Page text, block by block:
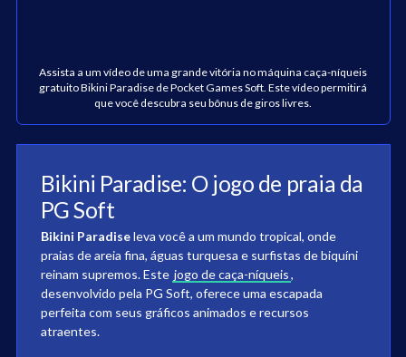
Assista a um vídeo de uma grande vitória no máquina caça-níqueis
gratuito Bikini Paradise de Pocket Games Soft. Este vídeo permitirá
que você descubra seu bônus de giros livres.
Bikini Paradise: O jogo de praia da
PG Soft
Bikini Paradiseleva você a um mundo tropical, onde
praias de areia fina, águas turquesa e surfistas de biquíni
reinam supremos. Este jogo de caça-níqueis,
desenvolvido pela PG Soft, oferece uma escapada
perfeita com seus gráficos animados e recursos
atraentes.